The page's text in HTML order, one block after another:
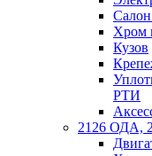
Хром
Кузов
РТИ
2126 ОДА,